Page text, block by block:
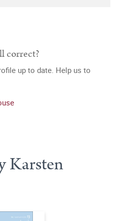
correct?
up to date. Help us to
Karsten